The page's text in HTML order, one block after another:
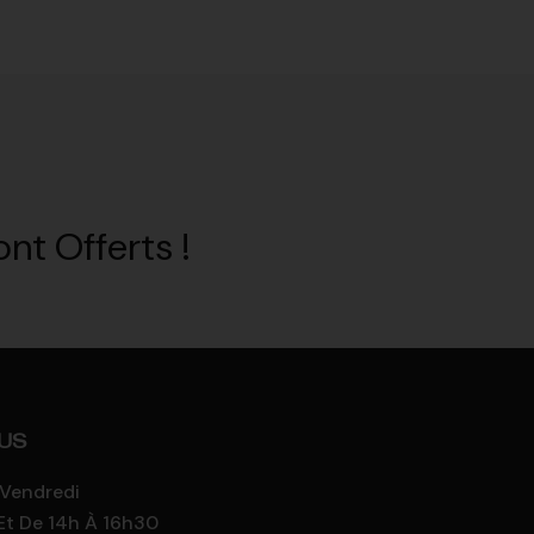
Offerts !
De 14h À 16h30